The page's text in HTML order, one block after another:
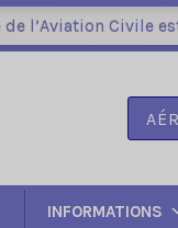
l’Aviation Civile est
INFORMATIONS